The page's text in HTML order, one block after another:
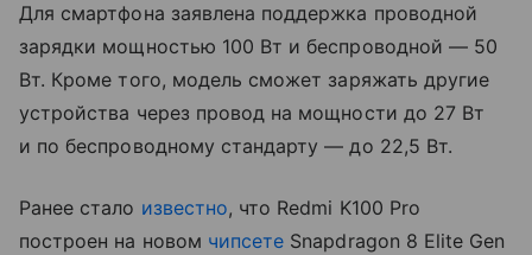
Для смартфона заявлена поддержка проводной
зарядки мощностью 100 Вт и беспроводной — 50
Вт. Кроме того, модель сможет заряжать другие
устройства через провод на мощности до 27 Вт
и по беспроводному стандарту — до 22,5 Вт.
Ранее стало известно, что Redmi K100 Pro
построен на новом чипсете Snapdragon 8 Elite Gen